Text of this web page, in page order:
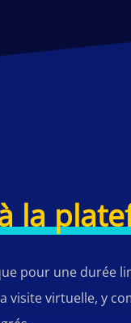
la
pour une durée
virtuelle, y